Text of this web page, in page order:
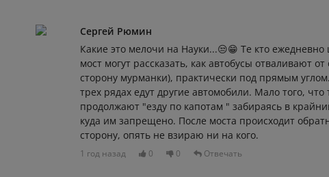
Сергей Рюмин
Какие это мелочи на Науки...😒😁 Те кто
мост могут рассказать, как автобусы отваливают
сторону мурманки), практически под прямым
трех рядах едут другие автомобили. Мало того,
продолжают "езду по капотам " забираясь в
куда им запрещено. После моста происходит
сторону, опять не взираю ни на кого.
1 год назад 0 0 Отвечать